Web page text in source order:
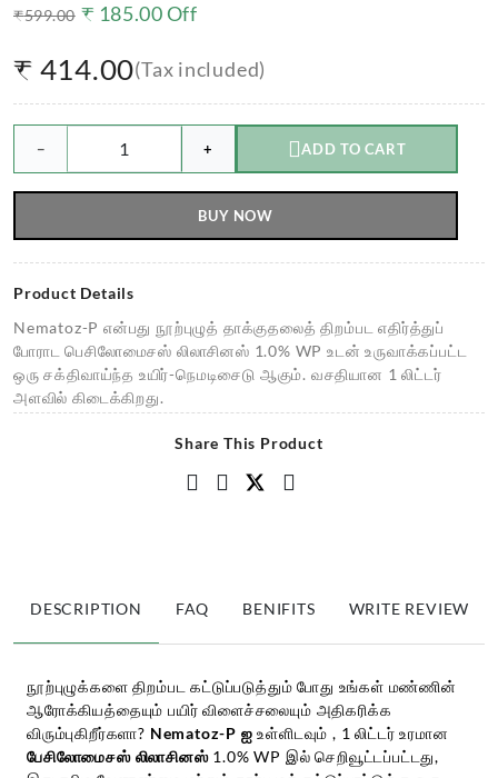
₹599.00 ₹ 185.00Off
₹ 414.00(Tax included)
− + ADD TO CART
BUY NOW
Product Details
Nematoz-P என்பது நூற்புழுத் தாக்குதலைத் திறம்பட எதிர்த்துப்
போராட பெசிலோமைசஸ் லிலாசினஸ் 1.0% WP உடன் உருவாக்கப்பட்ட
ஒரு சக்திவாய்ந்த உயிர்-நெமடிசைடு ஆகும். வசதியான 1 லிட்டர்
அளவில் கிடைக்கிறது.
Share This Product
DESCRIPTION FAQ BENIFITS WRITE REVIEW
நூற்புழுக்களை திறம்பட கட்டுப்படுத்தும் போது உங்கள் மண்ணின்
ஆரோக்கியத்தையும் பயிர் விளைச்சலையும் அதிகரிக்க
விரும்புகிறீர்களா? Nematoz-P ஐ உள்ளிடவும், 1 லிட்டர் உரமான
பேசிலோமைசஸ் லிலாசினஸ்1.0% WP இல் செறிவூட்டப்பட்டது,